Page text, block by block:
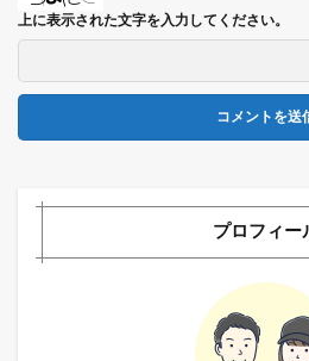
上に表示された文字を入力してください。
プロフィー